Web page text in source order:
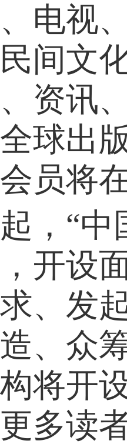
电视
间文
资讯
球出
员将
，“中
开设
、发
、众
将开
多读